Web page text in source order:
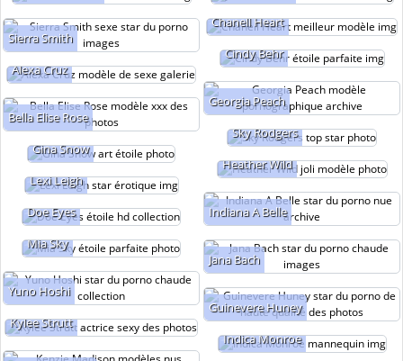
Sierra Smith
Chanell Heart
Cindy Behr
Alexa Cruz
Georgia Peach
Bella Elise Rose
Sky Rodgers
Gina Snow
Heather Wild
Lexi Leigh
Indiana A Belle
Doe Eyes
Mia Sky
Jana Bach
Yuno Hoshi
Guinevere Huney
Kylee Strutt
Indica Monroe